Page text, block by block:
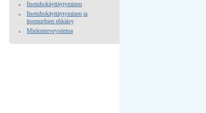
Itsetuhokäyttäytyminen
Itsetuhokäyttäytyminen ja
itsemurhien ehkäisy
Mielenterveystietoa